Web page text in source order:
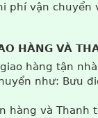
phí vận chuyển
HÀNG VÀ
hàng tận
như: Bưu
hàng và Thanh